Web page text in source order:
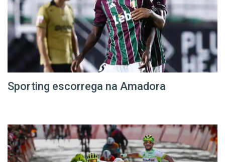
Sporting escorrega na Amadora